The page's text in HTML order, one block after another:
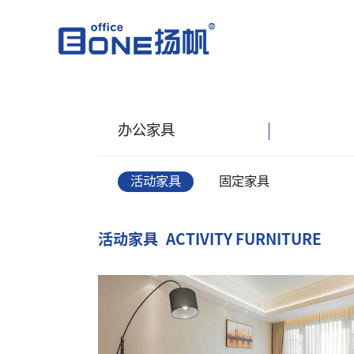
办公家具
活动家具 固定家具
活动家具 ACTIVITY FURNITURE